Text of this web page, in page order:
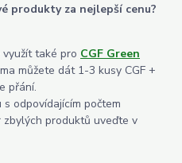
produkty za nejlepší cenu?
využít také pro CGF Green
můžete dát 1-3 kusy CGF +
přání.
odpovídajícím počtem
zbylých produktů uveďte v